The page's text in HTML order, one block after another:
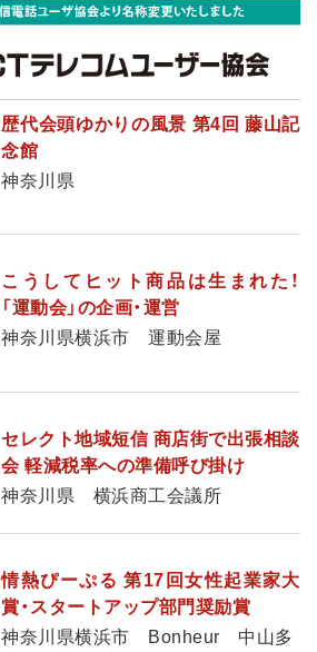
歴代会頭ゆかりの風景 第4回 藤山記
念館
神奈川県
こうしてヒット商品は生まれた！
「運動会」の企画・運営
神奈川県横浜市 運動会屋
セレクト地域短信 商店街で出張相談
会 軽減税率への準備呼び掛け
神奈川県 横浜商工会議所
情熱ぴーぷる 第17回女性起業家大
賞・スタートアップ部門奨励賞
神奈川県横浜市 Bonheur 中山多